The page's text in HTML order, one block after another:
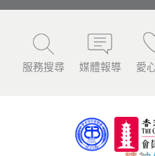
服務搜尋 媒體報導 愛